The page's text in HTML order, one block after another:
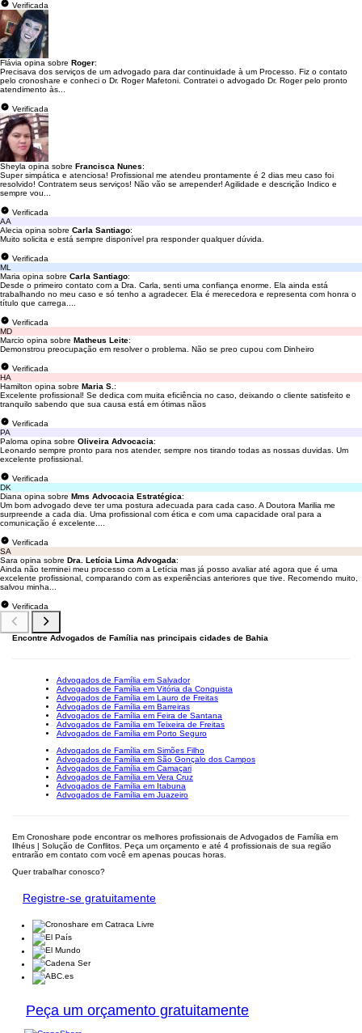
Verificada
Flávia opina sobre Roger:
Precisava dos serviços de um advogado para dar continuidade à um Processo. Fiz o contato
pelo cronoshare e conheci o Dr. Roger Mafetoni. Contratei o advogado Dr. Roger pelo pronto
atendimento às...
Verificada
Sheyla opina sobre Francisca Nunes:
Super simpática e atenciosa! Profissional me atendeu prontamente é 2 dias meu caso foi
resolvido! Contratem seus serviços! Não vão se arrepender! Agilidade e descrição Indico e
sempre vou...
Verificada
AA
Alecia opina sobre Carla Santiago:
Muito solicita e está sempre disponível pra responder qualquer dúvida.
Verificada
ML
Maria opina sobre Carla Santiago:
Desde o primeiro contato com a Dra. Carla, senti uma confiança enorme. Ela ainda está
trabalhando no meu caso e só tenho a agradecer. Ela é merecedora e representa com honra o
título que carrega....
Verificada
MD
Marcio opina sobre Matheus Leite:
Demonstrou preocupação em resolver o problema. Não se preo cupou com Dinheiro
Verificada
HA
Hamilton opina sobre Maria S. :
Excelente profissional! Se dedica com muita eficiência no caso, deixando o cliente satisfeito e
tranquilo sabendo que sua causa está em ótimas nãos
Verificada
PA
Paloma opina sobre Oliveira Advocacia:
Leonardo sempre pronto para nos atender, sempre nos tirando todas as nossas duvidas. Um
excelente profissional.
Verificada
DK
Diana opina sobre Mms Advocacia Estratégica:
Um bom advogado deve ter uma postura adecuada para cada caso. A Doutora Marilia me
surpreende a cada dia. Uma profissional com ética e com uma capacidade oral para a
comunicação é excelente....
Verificada
SA
Sara opina sobre Dra. Letícia Lima Advogada:
Ainda não terminei meu processo com a Letícia mas já posso avaliar até agora que é uma
excelente profissional, comparando com as experiências anteriores que tive. Recomendo muito,
salvou minha...
Verificada
Encontre Advogados de Família nas principais cidades de Bahia
Advogados de Família em Salvador
Advogados de Família em Vitória da Conquista
Advogados de Família em Lauro de Freitas
Advogados de Família em Barreiras
Advogados de Família em Feira de Santana
Advogados de Família em Teixeira de Freitas
Advogados de Família em Porto Seguro
Advogados de Família em Simões Filho
Advogados de Família em São Gonçalo dos Campos
Advogados de Família em Camaçari
Advogados de Família em Vera Cruz
Advogados de Família em Itabuna
Advogados de Família em Juazeiro
Em Cronoshare pode encontrar os melhores profissionais de Advogados de Família em
Ilhéus | Solução de Conflitos. Peça um orçamento e até 4 profissionais de sua região
entrarão em contato com você em apenas poucas horas.
Quer trabalhar conosco?
Registre-se gratuitamente
Peça um orçamento gratuitamente